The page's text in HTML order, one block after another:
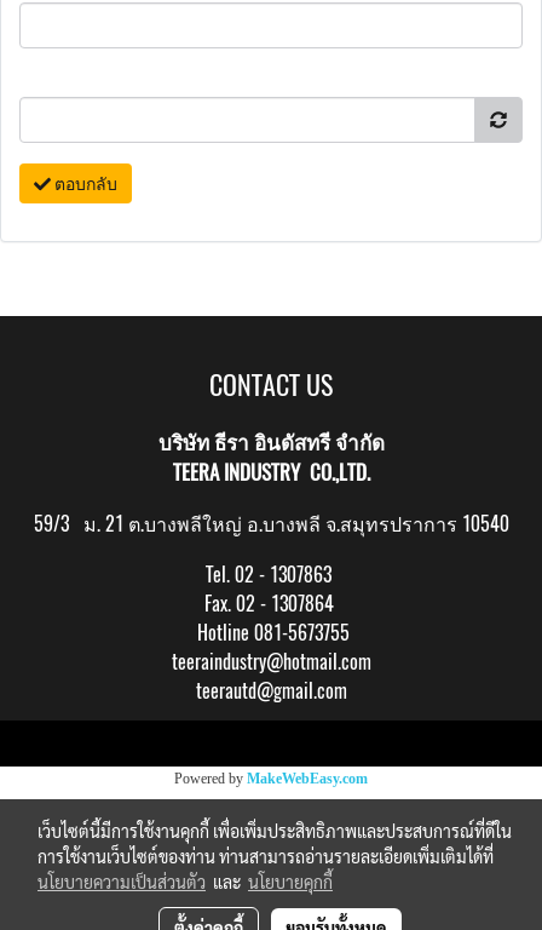
ตอบกลับ
CONTACT US
บริษัท ธีรา อินดัสทรี จำกัด
TEERA INDUSTRY CO.,LTD.
59/3 ม. 21 ต.บางพลีใหญ่ อ.บางพลี จ.สมุทรปราการ 10540
Tel. 02 - 1307863
Fax. 02 - 1307864
Hotline 081-5673755
teeraindustry@hotmail.com
teerautd@gmail.com
Powered by MakeWebEasy.com
เว็บไซต์นี้มีการใช้งานคุกกี้ เพื่อเพิ่มประสิทธิภาพและประสบการณ์ที่ดีใน
การใช้งานเว็บไซต์ของท่าน ท่านสามารถอ่านรายละเอียดเพิ่มเติมได้ที่
นโยบายความเป็นส่วนตัว และ นโยบายคุกกี้